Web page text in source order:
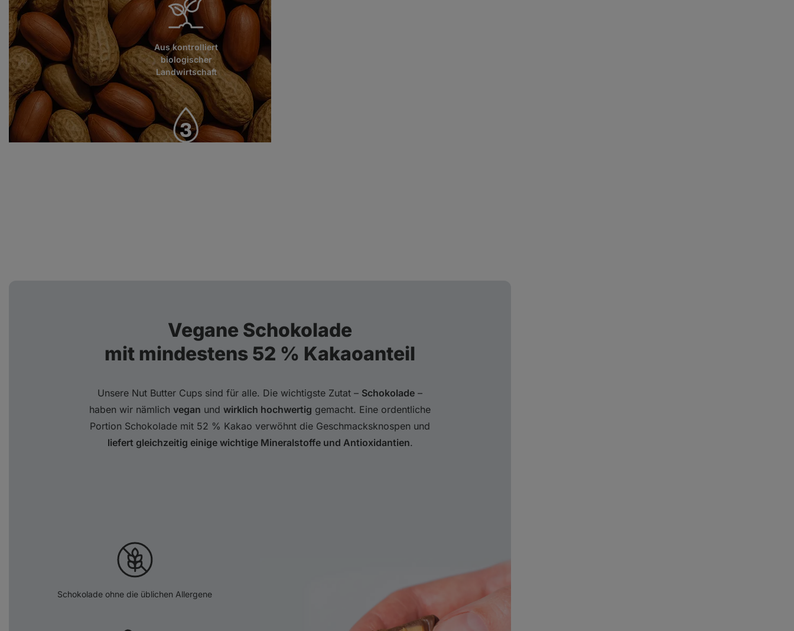
Aus kontrolliert
biologischer
Landwirtschaft
Vegane Schokolade
mit mindestens 52 % Kakaoanteil
Unsere Nut Butter Cups sind für alle. Die wichtigste Zutat – Schokolade –
haben wir nämlich vegan und wirklich hochwertig gemacht. Eine ordentliche
Portion Schokolade mit 52 % Kakao verwöhnt die Geschmacksknospen und
liefert gleichzeitig einige wichtige Mineralstoffe und Antioxidantien.
Schokolade ohne die üblichen Allergene